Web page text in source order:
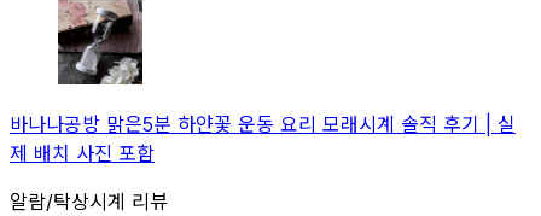
바나나공방 맑은5분 하얀꽃 운동 요리 모래시계 솔직 후기 | 실
제 배치 사진 포함
알람/탁상시계 리뷰